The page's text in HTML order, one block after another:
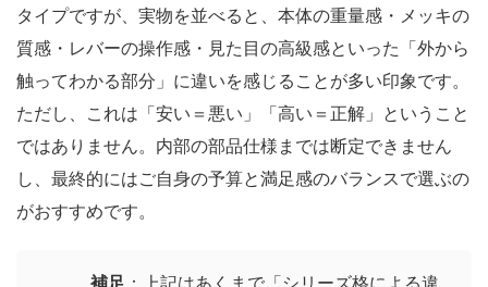
タイプですが、実物を並べると、本体の重量感・メッキの
質感・レバーの操作感・見た目の高級感といった「外から
触ってわかる部分」に違いを感じることが多い印象です。
ただし、これは「安い＝悪い」「高い＝正解」ということ
ではありません。内部の部品仕様までは断定できません
し、最終的にはご自身の予算と満足感のバランスで選ぶの
がおすすめです。
補足 ：上記はあくまで「シリーズ格による違